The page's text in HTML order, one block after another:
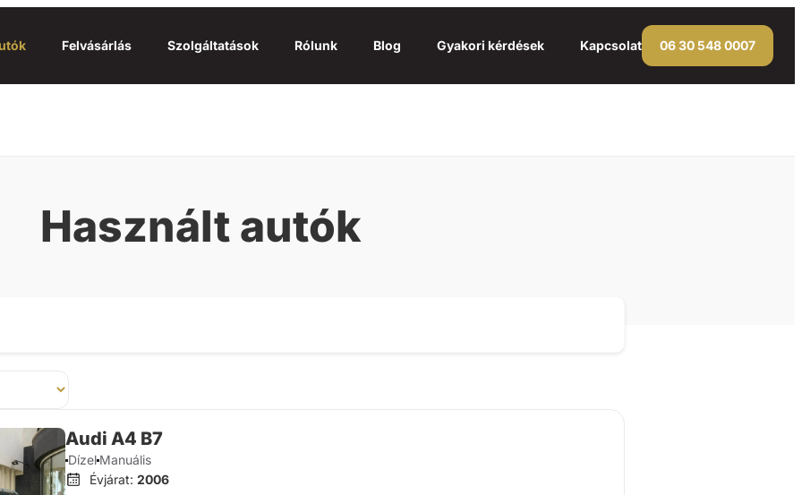
Felvásárlás Szolgáltatások Rólunk Blog Gyakori kérdések Kapcsolat 06 30 548 0007
Használt autók
Audi A4 B7
DízelManuális
Évjárat:2006